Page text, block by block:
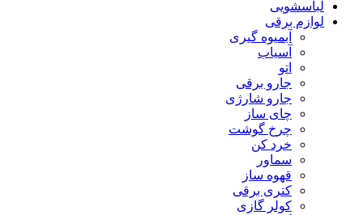
لباسشویی
لوازم برقی
آبمیوه گیری
آسیاب
اتو
جارو برقی
جارو شارژی
چای ساز
چرخ گوشت
خرد کن
سماور
قهوه ساز
کتری برقی
کولر گازی